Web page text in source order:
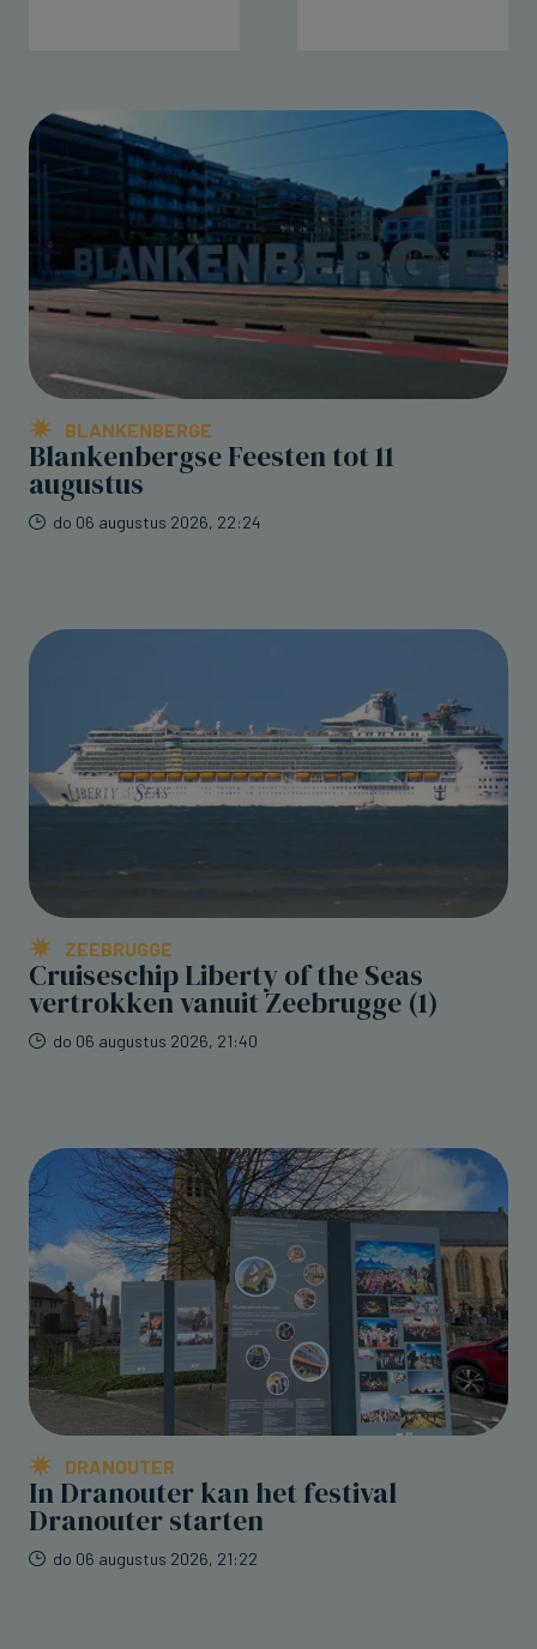
BLANKENBERGE
Blankenbergse Feesten tot 11
augustus
do 06 augustus 2026, 22:24
ZEEBRUGGE
Cruiseschip Liberty of the Seas
vertrokken vanuit Zeebrugge (1)
do 06 augustus 2026, 21:40
DRANOUTER
In Dranouter kan het festival
Dranouter starten
do 06 augustus 2026, 21:22